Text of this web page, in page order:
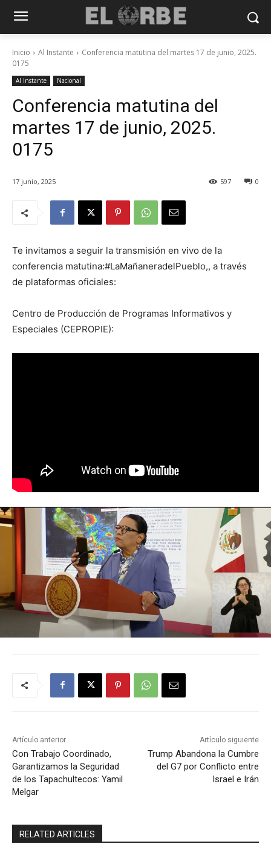
Inicio Al Instante
Conferencia matutina del martes 17 de junio, 2025.
0175
Al Instante Nacional
Conferencia matutina del
martes 17 de junio, 2025.
0175
17 junio, 2025 0
597
Te invitamos a seguir la transmisión en vivo de la
conferencia matutina:#LaMañaneradelPueblo,, a través
de plataformas oficiales:
Centro de Producción de Programas Informativos y
Especiales (CEPROPIE):
Artículo anterior
Con Trabajo Coordinado,
Garantizamos la Seguridad
de los Tapachultecos: Yamil
Melgar
Artículo siguiente
Trump Abandona la Cumbre
del G7 por Conflicto entre
Israel e Irán
RELATED ARTICLES